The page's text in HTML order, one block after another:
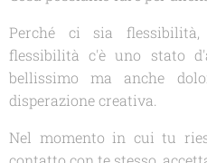
Perché ci sia flessibilità,
flessibilità c'è uno stato
bellissimo ma anche
disperazione creativa.
Nel momento in cui tu